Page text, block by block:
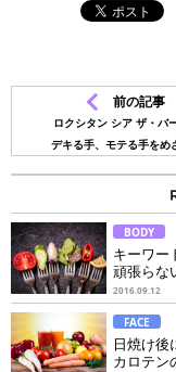
前の記事
ロクシタン シア ザ・バ
デキる手、モテる手をめ
BODY
キーワー
頑張らな
2016.09.12
FACE
日焼け後
カロテン